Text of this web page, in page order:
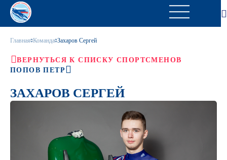
Главная Команда Захаров Сергей
ВЕРНУТЬСЯ К СПИСКУ СПОРТСМЕНОВ
ПОПОВ ПЕТР
ЗАХАРОВ СЕРГЕЙ